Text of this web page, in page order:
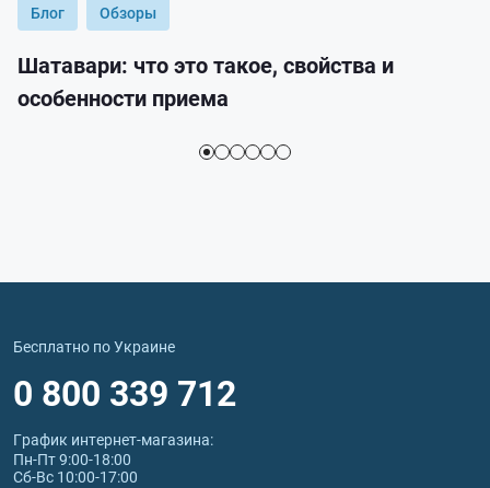
Блог Обзоры
Шатавари: что это такое, свойства и
особенности приема
Бесплатно по Украине
0 800 339 712
График интернет‑магазина:
Пн-Пт 9:00-18:00
Сб-Вс 10:00-17:00